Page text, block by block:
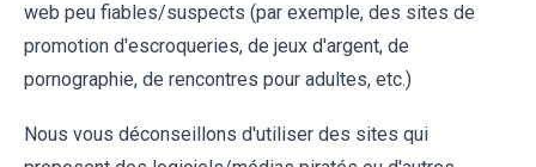
web peu fiables/suspects (par exemple, des sites de
promotion d'escroqueries, de jeux d'argent, de
pornographie, de rencontres pour adultes, etc.)
Nous vous déconseillons d'utiliser des sites qui